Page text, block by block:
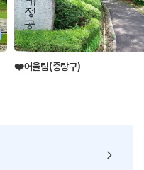
❤️어울림(중랑구)